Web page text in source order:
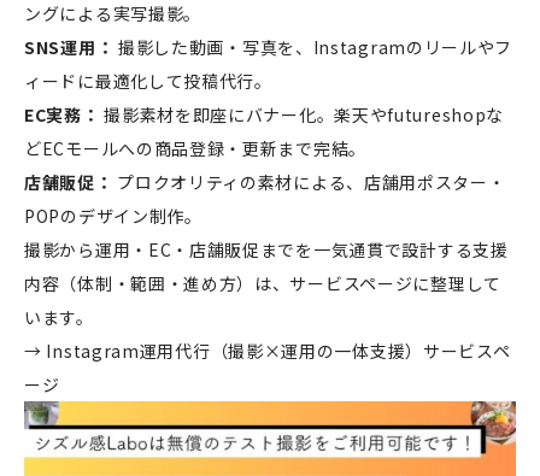
ングによる実写撮影。
SNS運用： 撮影した動画・写真を、Instagramのリールやフ
ィードに最適化して投稿代行。
EC実務： 撮影素材を即座にバナー化。楽天やfutureshopな
どECモールへの商品登録・更新まで完結。
店舗販促： プロクオリティの素材による、店舗用ポスター・
POPのデザイン制作。
撮影から運用・EC・店舗販促までを一気通貫で設計する支援
内容（体制・範囲・進め方）は、サービスページに整理して
います。
→ Instagram運用代行（撮影×運用の一体支援）サービスペ
ージ